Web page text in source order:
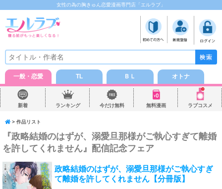
女性の為の胸きゅん恋愛漫画専門店「エルラブ」
一般・恋愛 TL ＢＬ オトナ
新着 ランキング 今だけ無料 無料漫画 ラブコスメ
> 作品リスト
『政略結婚のはずが、溺愛旦那様がご執心すぎて離婚
を許してくれません』配信記念フェア
政略結婚のはずが、溺愛旦那様がご執心すぎ
て離婚を許してくれません【分冊版】